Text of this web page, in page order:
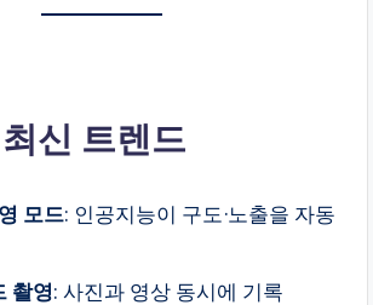
신 트렌드
모드: 인공지능이 구도·노출을 자동
촬영: 사진과 영상 동시에 기록